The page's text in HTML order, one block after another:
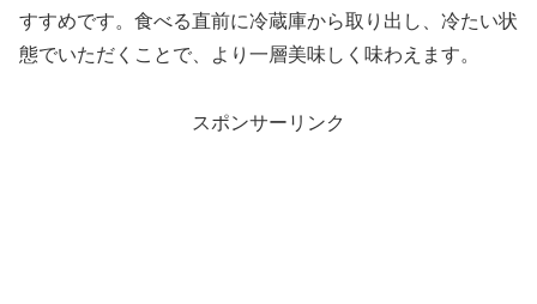
すすめです。食べる直前に冷蔵庫から取り出し、冷たい状
態でいただくことで、より一層美味しく味わえます。
スポンサーリンク